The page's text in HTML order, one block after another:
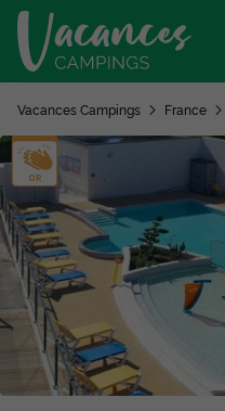
Vacances Campings France